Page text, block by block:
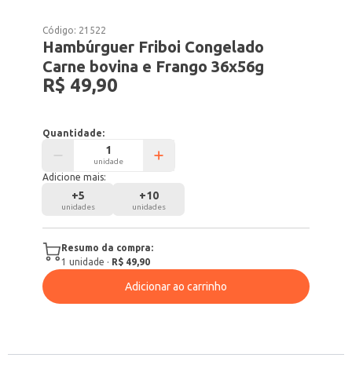
Código: 21522
Hambúrguer Friboi Congelado
Carne bovina e Frango 36x56g
R$ 49,90
Quantidade:
unidade
Adicione mais:
+5
unidades
+10
unidades
Resumo da compra:
1 unidade · R$ 49,90
Adicionar ao carrinho